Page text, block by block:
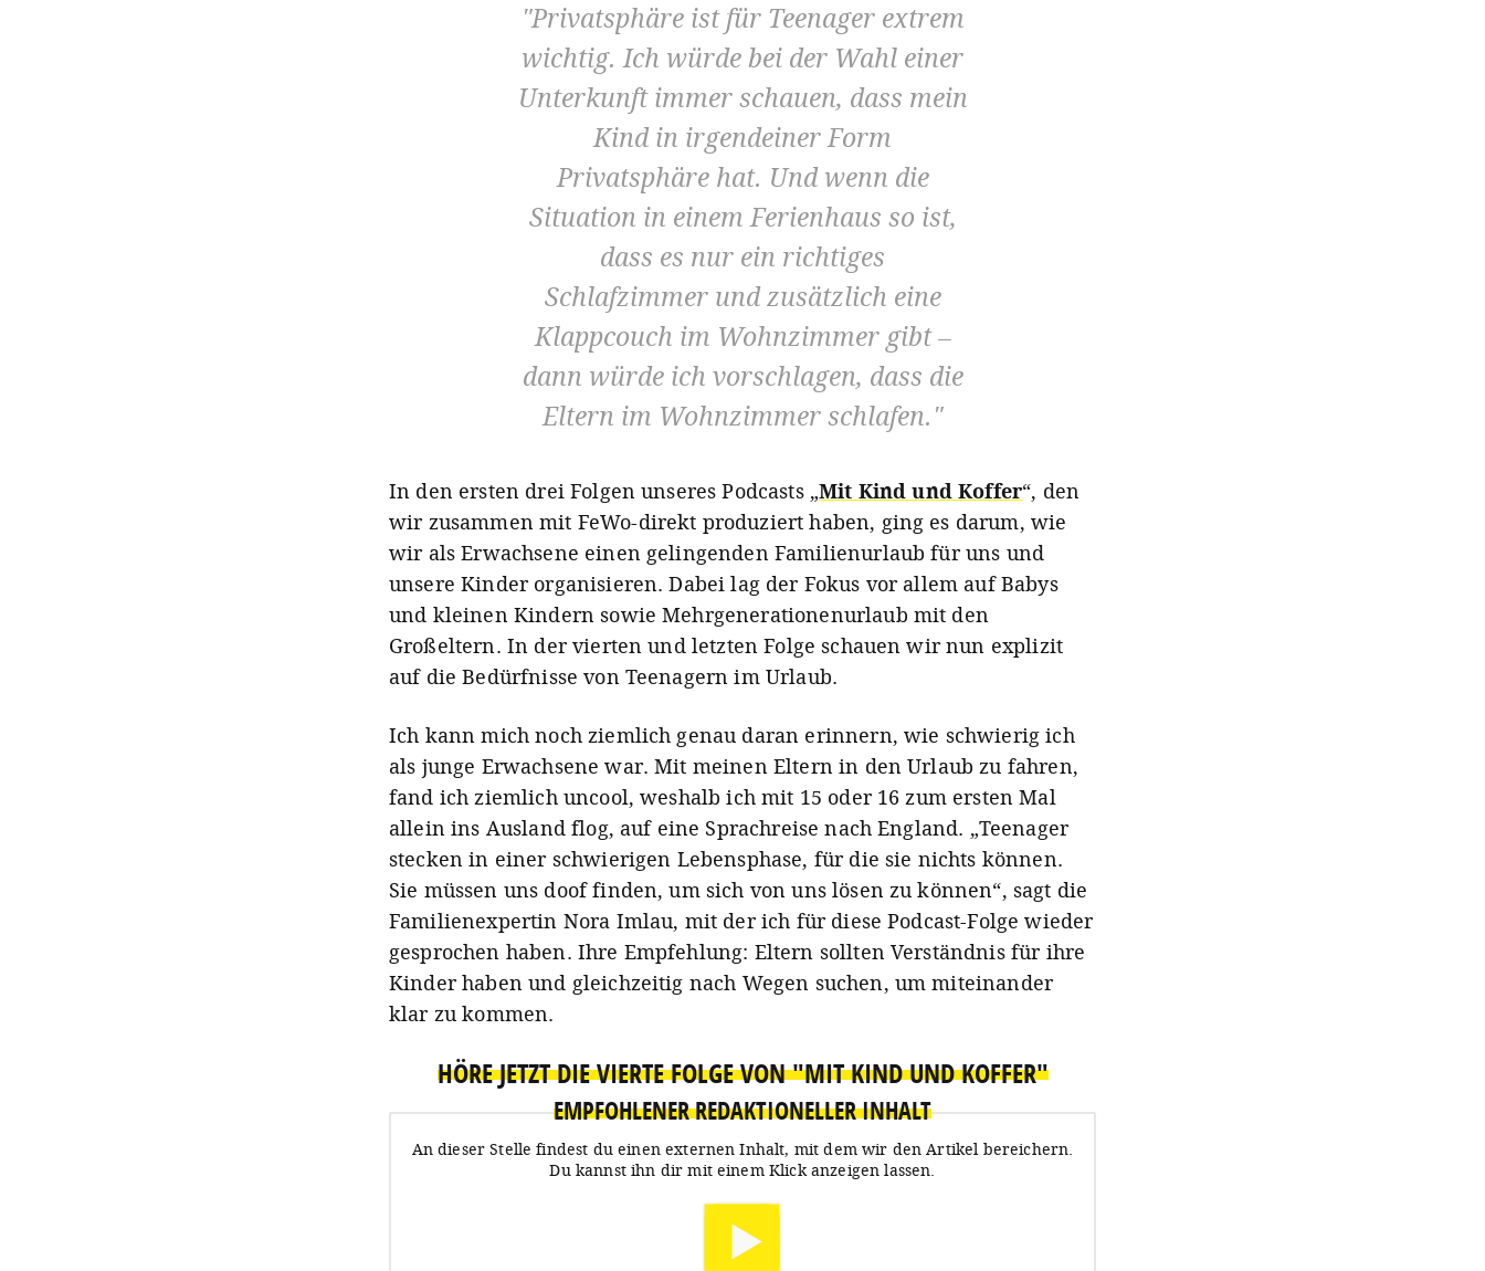
Privatsphäre ist für Teenager extrem
wichtig. Ich würde bei der Wahl einer
Unterkunft immer schauen, dass mein
Kind in irgendeiner Form
Privatsphäre hat. Und wenn die
Situation in einem Ferienhaus so ist,
dass es nur ein richtiges
Schlafzimmer und zusätzlich eine
Klappcouch im Wohnzimmer gibt –
dann würde ich vorschlagen, dass die
Eltern im Wohnzimmer schlafen.
In den ersten drei Folgen unseres Podcasts „Mit Kind und Koffer“, den
wir zusammen mit FeWo-direkt produziert haben, ging es darum, wie
wir als Erwachsene einen gelingenden Familienurlaub für uns und
unsere Kinder organisieren. Dabei lag der Fokus vor allem auf Babys
und kleinen Kindern sowie Mehrgenerationenurlaub mit den
Großeltern. In der vierten und letzten Folge schauen wir nun explizit
auf die Bedürfnisse von Teenagern im Urlaub.
Ich kann mich noch ziemlich genau daran erinnern, wie schwierig ich
als junge Erwachsene war. Mit meinen Eltern in den Urlaub zu fahren,
fand ich ziemlich uncool, weshalb ich mit 15 oder 16 zum ersten Mal
allein ins Ausland flog, auf eine Sprachreise nach England. „Teenager
stecken in einer schwierigen Lebensphase, für die sie nichts können.
Sie müssen uns doof finden, um sich von uns lösen zu können“, sagt die
Familienexpertin Nora Imlau, mit der ich für diese Podcast-Folge wieder
gesprochen haben. Ihre Empfehlung: Eltern sollten Verständnis für ihre
Kinder haben und gleichzeitig nach Wegen suchen, um miteinander
klar zu kommen.
HÖRE JETZT DIE VIERTE FOLGE VON "MIT KIND UND KOFFER"
EMPFOHLENER REDAKTIONELLER INHALT
An dieser Stelle findest du einen externen Inhalt, mit dem wir den Artikel bereichern.
Du kannst ihn dir mit einem Klick anzeigen lassen.